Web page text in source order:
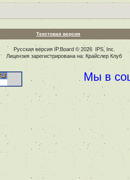
Текстовая версия
Русская версия IP.Board© 2026 IPS, Inc
Лицензия зарегистрирована на: Крайслер Клуб
Мы в